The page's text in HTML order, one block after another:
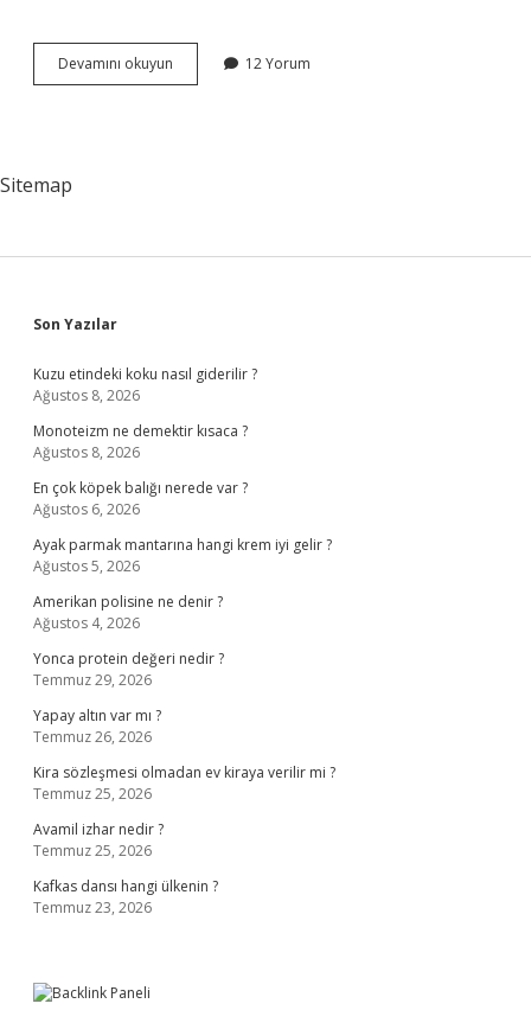
Devamını okuyun
Için
12 Yorum
Sitemap
Sidebar
Son Yazılar
Kuzu etindeki koku nasıl giderilir ?
Ağustos 8, 2026
Monoteizm ne demektir kısaca ?
Ağustos 8, 2026
En çok köpek balığı nerede var ?
Ağustos 6, 2026
Ayak parmak mantarına hangi krem iyi gelir ?
Ağustos 5, 2026
Amerikan polisine ne denir ?
Ağustos 4, 2026
Yonca protein değeri nedir ?
Temmuz 29, 2026
Yapay altın var mı ?
Temmuz 26, 2026
Kira sözleşmesi olmadan ev kiraya verilir mi ?
Temmuz 25, 2026
Avamil izhar nedir ?
Temmuz 25, 2026
Kafkas dansı hangi ülkenin ?
Temmuz 23, 2026